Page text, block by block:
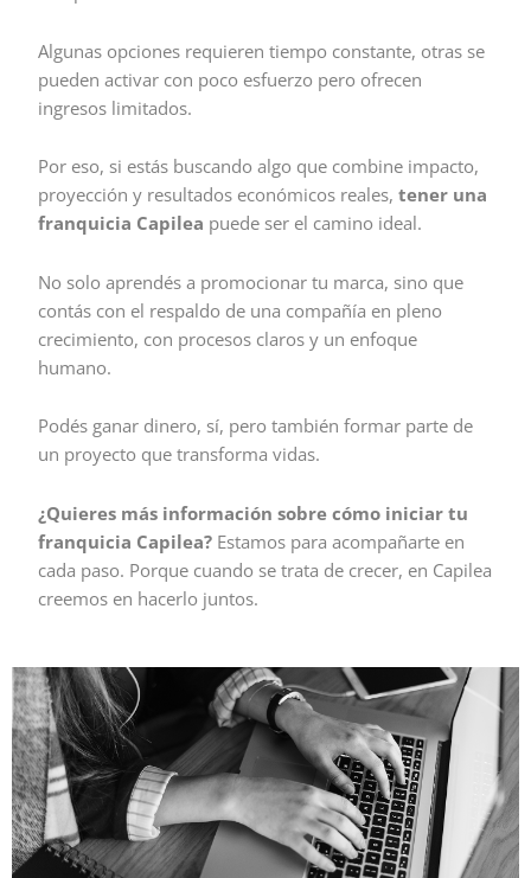
Algunas opciones requieren tiempo constante, otras se
pueden activar con poco esfuerzo pero ofrecen
ingresos limitados.
Por eso, si estás buscando algo que combine impacto,
proyección y resultados económicos reales,tener una
franquicia Capilea puede ser el camino ideal.
No solo aprendés a promocionar tu marca, sino que
contás con el respaldo de una compañía en pleno
crecimiento, con procesos claros y un enfoque
humano.
Podés ganar dinero, sí, pero también formar parte de
un proyecto que transforma vidas.
¿Quieres más información sobre cómo iniciar tu
franquicia Capilea? Estamos para acompañarte en
cada paso. Porque cuando se trata de crecer, en Capilea
creemos en hacerlo juntos.